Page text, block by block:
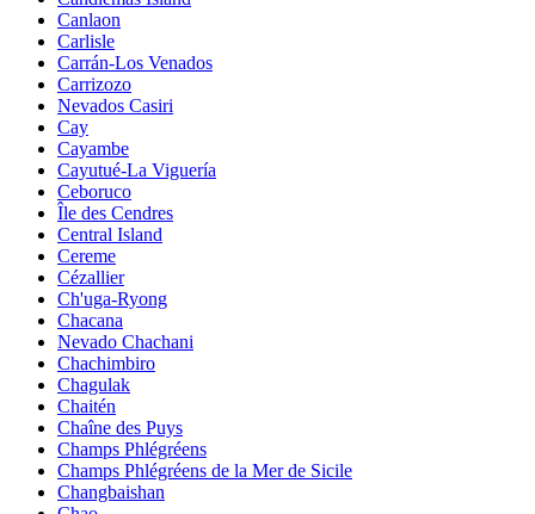
Canlaon
Carlisle
Carrán-Los Venados
Carrizozo
Nevados Casiri
Cay
Cayambe
Cayutué-La Viguería
Ceboruco
Île des Cendres
Central Island
Cereme
Cézallier
Ch'uga-Ryong
Chacana
Nevado Chachani
Chachimbiro
Chagulak
Chaitén
Chaîne des Puys
Champs Phlégréens
Champs Phlégréens de la Mer de Sicile
Changbaishan